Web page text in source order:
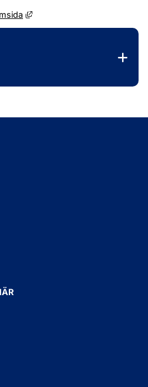
Länk till annan webbplats,
öppnas i nytt fönster.
till annan webbplats, öppnas i nytt
till annan webbplats, öppnas i nytt